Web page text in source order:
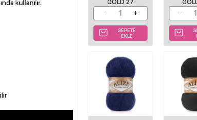
kullanılır.
GOLD 27
SEPETE
EKLE